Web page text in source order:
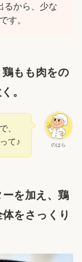
るから、少な
す。
もも肉をの
。
のはら
、
て♪
を加え、鶏
をさっくり